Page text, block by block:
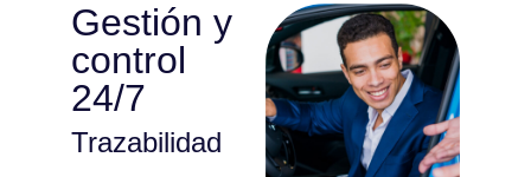
Gestión y
control
24/7
Trazabilidad